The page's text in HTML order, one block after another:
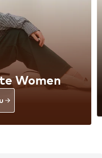
Women